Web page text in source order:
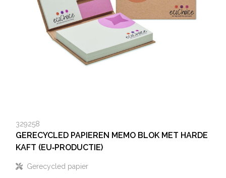
329258
GERECYCLED PAPIEREN MEMO BLOK MET HARDE
KAFT (EU‑PRODUCTIE)
Gerecycled papier